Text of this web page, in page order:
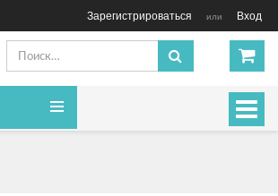
Зарегистрироваться или Вход